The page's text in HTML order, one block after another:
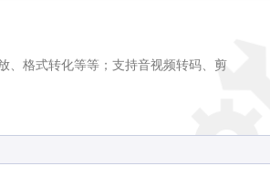
、格式转化等等；支持音视频转码、剪